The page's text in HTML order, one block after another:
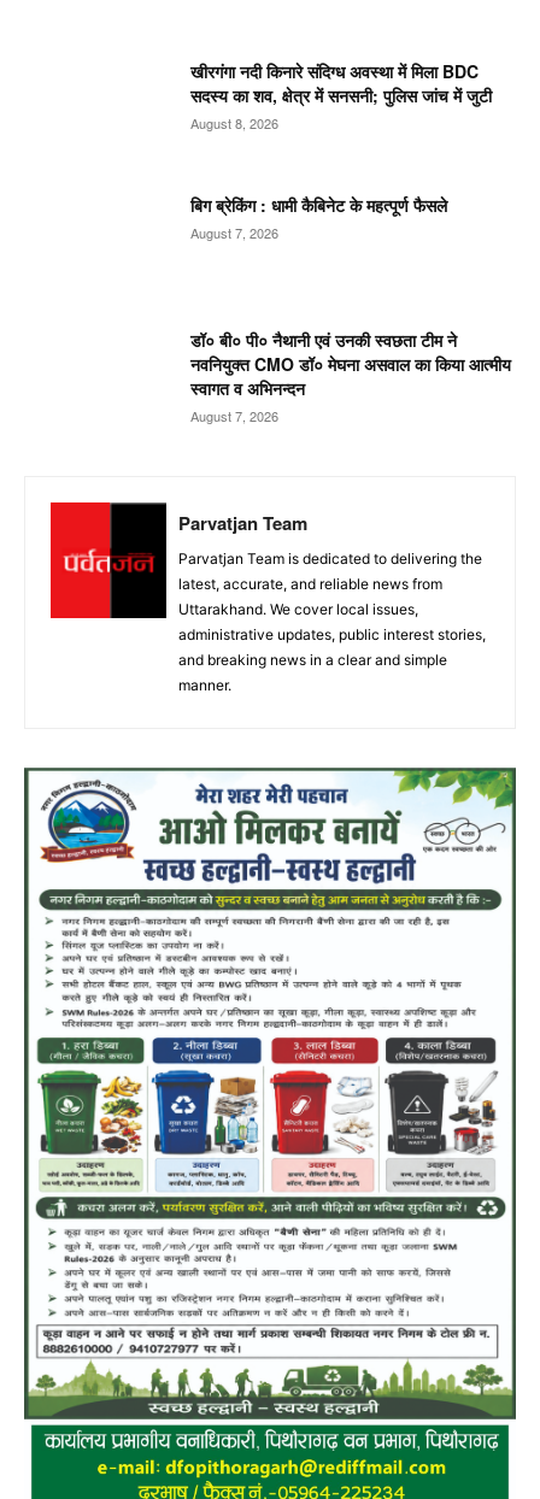
खीरगंगा नदी किनारे संदिग्ध अवस्था में मिला BDC
सदस्य का शव, क्षेत्र में सनसनी; पुलिस जांच में जुटी
August 8, 2026
बिग ब्रेकिंग : धामी कैबिनेट के महत्पूर्ण फैसले
August 7, 2026
डॉ० बी० पी० नैथानी एवं उनकी स्वछता टीम ने
नवनियुक्त CMO डॉ० मेघना असवाल का किया आत्मीय
स्वागत व अभिनन्दन
August 7, 2026
Parvatjan Team
Parvatjan Team is dedicated to delivering the
latest, accurate, and reliable news from
Uttarakhand. We cover local issues,
administrative updates, public interest stories,
and breaking news in a clear and simple
manner.